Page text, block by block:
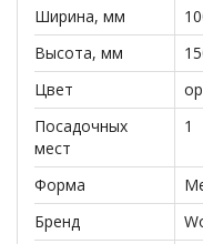
Ширина, мм
Высота, мм
Цвет
Посадочных
мест
1
Форма
Бренд